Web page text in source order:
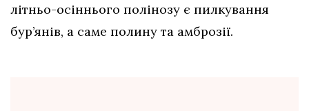
літньо-осіннього полінозу є пилкування
бур’янів, а саме полину та амброзії.